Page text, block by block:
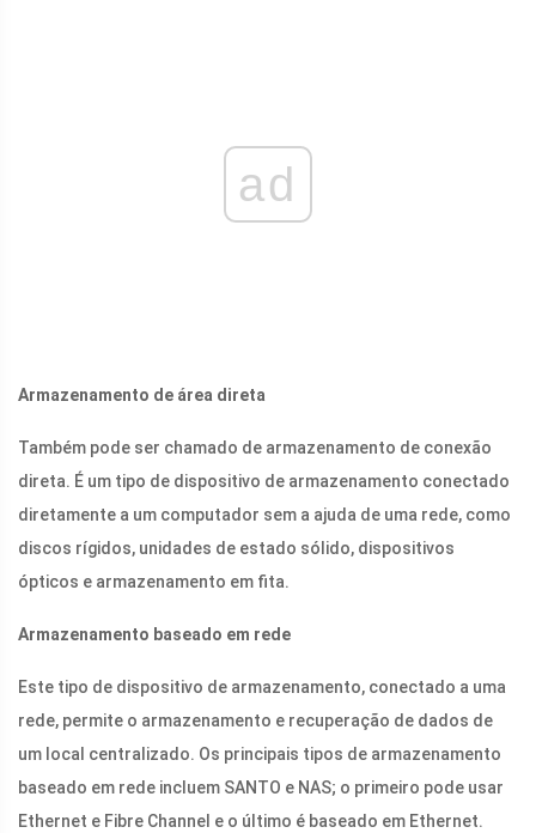
ad
Armazenamento de área direta
Também pode ser chamado de armazenamento de conexão
direta. É um tipo de dispositivo de armazenamento conectado
diretamente a um computador sem a ajuda de uma rede, como
discos rígidos, unidades de estado sólido, dispositivos
ópticos e armazenamento em fita.
Armazenamento baseado em rede
Este tipo de dispositivo de armazenamento, conectado a uma
rede, permite o armazenamento e recuperação de dados de
um local centralizado. Os principais tipos de armazenamento
baseado em rede incluem SANTO e NAS; o primeiro pode usar
Ethernet e Fibre Channel e o último é baseado em Ethernet.